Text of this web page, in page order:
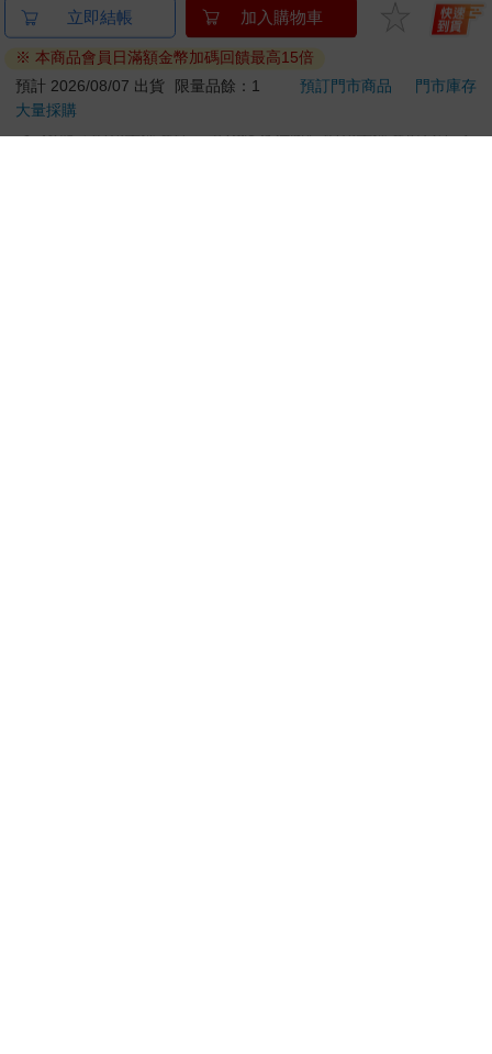
金石堂及銀行均不會請您操作ATM! 如接獲電話要求您前往
ATM提款機，請不要聽從指示，以免受騙上當！
退換貨須知：
**提醒您，鑑賞期不等於試用期，退回商品須為全新狀態**
依據「消費者保護法」第19條及行政院消費者保護處公告之
立即結帳 加入購物車
※ 本商品會員日滿額金幣加碼回饋最高15倍
預計 2026/08/07 出貨
限量品餘：1 預訂門市商品
門市庫存
大量採購